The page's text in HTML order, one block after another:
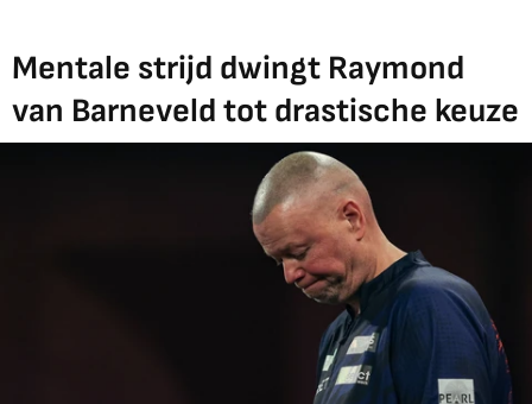
Mentale strijd dwingt Raymond
van Barneveld tot drastische keuze